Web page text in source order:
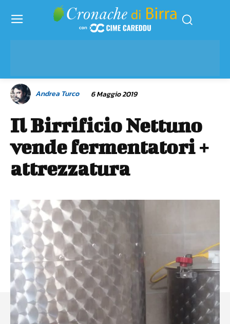
Andrea Turco 6 Maggio 2019
Il Birrificio Nettuno
vende fermentatori +
attrezzatura